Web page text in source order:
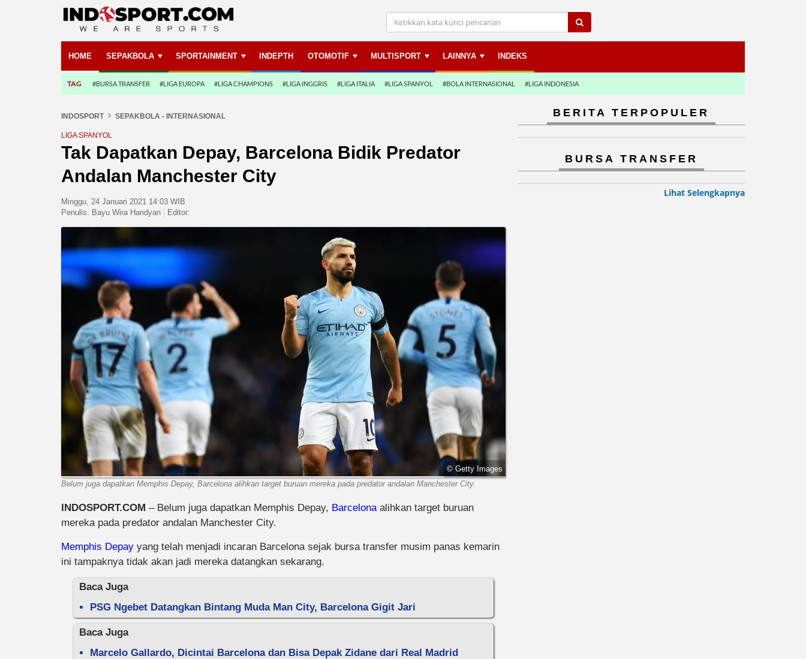
HOME SEPAKBOLA SPORTAINMENT INDEPTH OTOMOTIF MULTISPORT LAINNYA INDEKS
TAG #BURSA TRANSFER #LIGA EUROPA #LIGA CHAMPIONS #LIGA INGGRIS #LIGA ITALIA #LIGA SPANYOL #BOLA INTERNASIONAL #LIGA INDONESIA
INDOSPORT SEPAKBOLA - INTERNASIONAL
LIGA SPANYOL
Tak Dapatkan Depay, Barcelona Bidik Predator
Andalan Manchester City
Minggu, 24 Januari 2021 14:03 WIB
Penulis: Bayu Wira Handyan Editor:
© Getty Images
Belum juga dapatkan Memphis Depay, Barcelona alihkan target buruan mereka pada predator andalan Manchester City.
INDOSPORT.COM – Belum juga dapatkan Memphis Depay, Barcelonaalihkan target buruan
mereka pada predator andalan Manchester City.
Memphis Depay yang telah menjadi incaran Barcelona sejak bursa transfer musim panas kemarin
ini tampaknya tidak akan jadi mereka datangkan sekarang.
Baca Juga
PSG Ngebet Datangkan Bintang Muda Man City, Barcelona Gigit Jari
Baca Juga
Marcelo Gallardo, Dicintai Barcelona dan Bisa Depak Zidane dari Real Madrid
BERITA TERPOPULER
BURSA TRANSFER
Lihat Selengkapnya